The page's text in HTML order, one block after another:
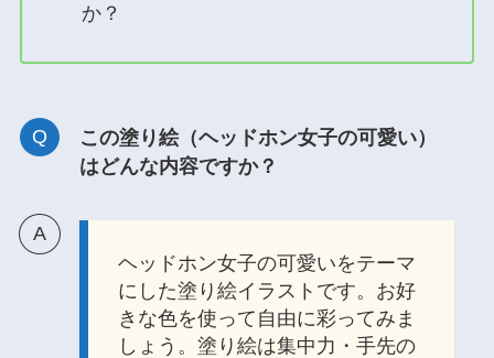
か？
この塗り絵（ヘッドホン女子の可愛い）
はどんな内容ですか？
ヘッドホン女子の可愛いをテーマ
にした塗り絵イラストです。お好
きな色を使って自由に彩ってみま
しょう。塗り絵は集中力・手先の